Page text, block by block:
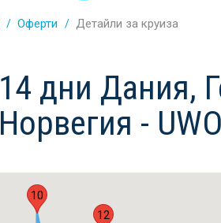
Оферти Детайли за круиза
14 дни Дания,
Норвегия -
10
12